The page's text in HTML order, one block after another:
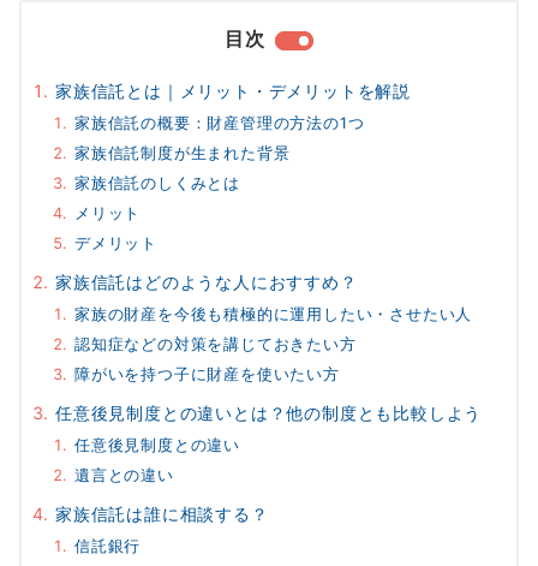
目次
家族信託とは｜メリット・デメリットを解説
家族信託の概要：財産管理の方法の1つ
家族信託制度が生まれた背景
家族信託のしくみとは
メリット
デメリット
家族信託はどのような人におすすめ？
家族の財産を今後も積極的に運用したい・させたい人
認知症などの対策を講じておきたい方
障がいを持つ子に財産を使いたい方
任意後見制度との違いとは？他の制度とも比較しよう
任意後見制度との違い
遺言との違い
家族信託は誰に相談する？
信託銀行